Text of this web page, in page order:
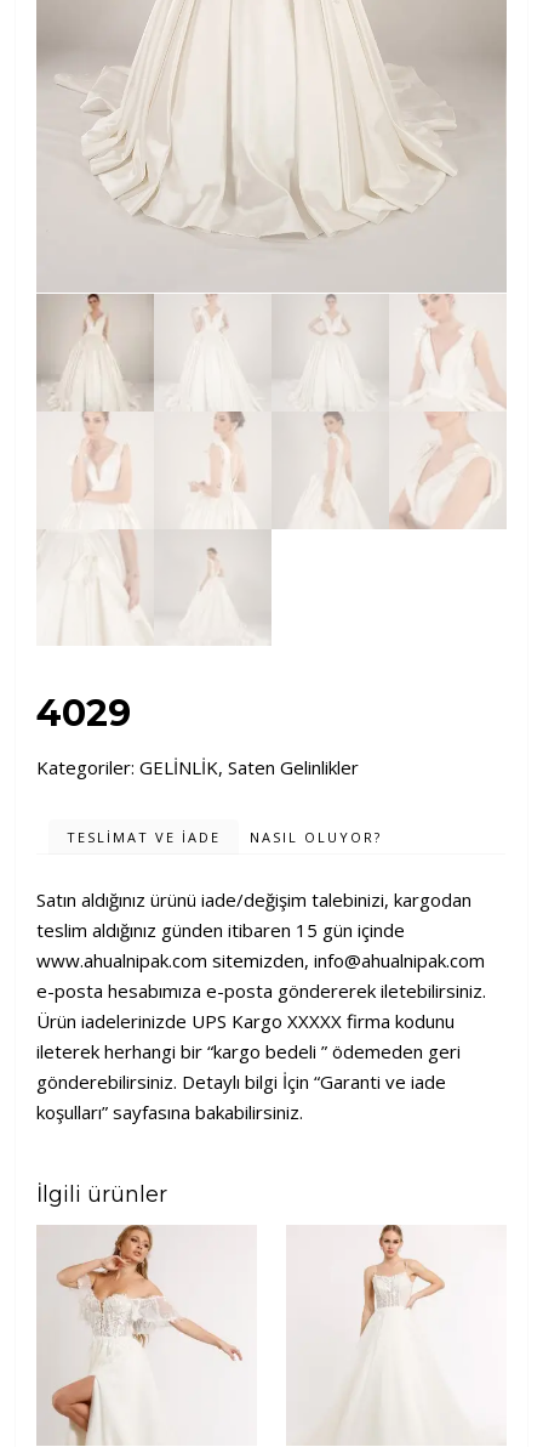
4029
Kategoriler:GELİNLİK,Saten Gelinlikler
TESLIMAT VE İADE NASIL OLUYOR?
Satın aldığınız ürünü iade/değişim talebinizi, kargodan
teslim aldığınız günden itibaren 15 gün içinde
www.ahualnipak.com sitemizden,info@ahualnipak.com
e-posta hesabımıza e-posta göndererek iletebilirsiniz.
Ürün iadelerinizde UPS Kargo XXXXX firma kodunu
ileterek herhangi bir “kargo bedeli ” ödemeden geri
gönderebilirsiniz. Detaylı bilgi İçin “Garanti ve iade
koşulları” sayfasına bakabilirsiniz.
İlgili ürünler